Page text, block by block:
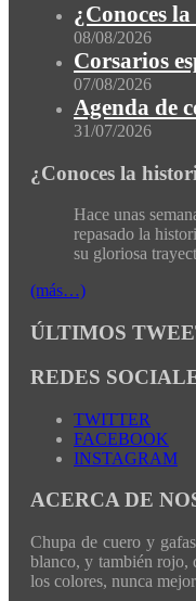
¿Conoces
08/08/2026
Corsarios
07/08/2026
Agenda de
31/07/2026
¿Conoces la
Hace unas
repasado la
su gloriosa
(más…)
ÚLTIMOS
REDES
TWITTER
FACEBOOK
INSTAGRAM
ACERCA DE
Chupa de cuero y
blanco, y también rojo,
los colores, nunca